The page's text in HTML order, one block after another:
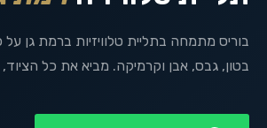
בוריס מתמחה בתליית טלוויזיות ברמת גן על
בטון, גבס, אבן וקרמיקה. מביא את כל הציוד,